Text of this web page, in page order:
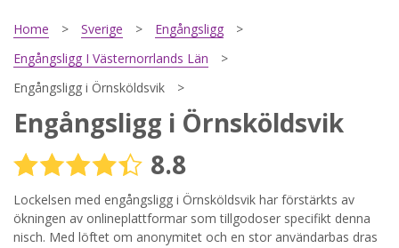
Steg
Din mailadress?
Genom att registrera godkänner jagVillkorenoch
Sekretesspolicyn. Jag godkänner att ta emot information och
Home Sverige
Engångsligg
Engångsligg I Västernorrlands Län
Engångsligg i Örnsköldsvik
Engångsligg i Örnsköldsvik
8.8
Lockelsen med engångsligg i Örnsköldsvik har förstärkts av
ökningen av onlineplattformar som tillgodoser specifikt denna
nisch. Med löftet om anonymitet och en stor användarbas dras